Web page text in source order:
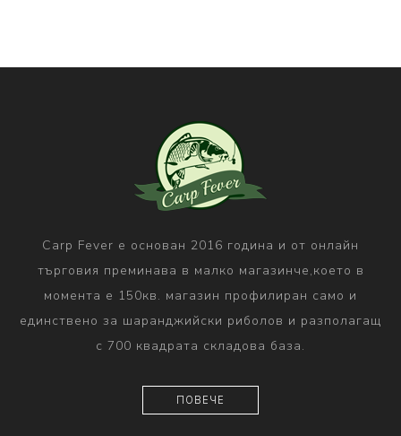
Carp Fever е основан 2016 година и от онлайн
търговия преминава в малко магазинче,което в
момента е 150кв. магазин профилиран само и
единствено за шаранджийски риболов и разполагащ
с 700 квадрата складова база.
ПОВЕЧЕ